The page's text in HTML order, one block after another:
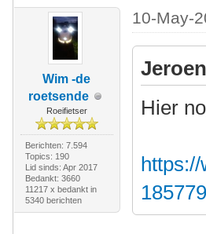
Wim -de
roetsende
Roeifietser
Berichten: 7.594
Topics: 190
Lid sinds: Apr 2017
Bedankt: 3660
11217 x bedankt in
5340 berichten
10-May-
Hier